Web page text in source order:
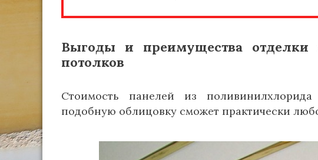
Выгоды и преимущества
потолков
Стоимость панелей из
подобную облицовку сможет практически